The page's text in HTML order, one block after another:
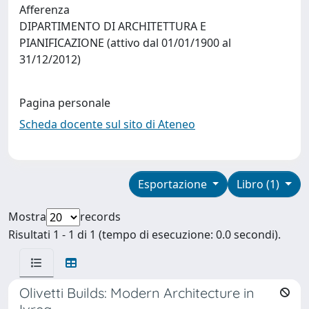
Afferenza
DIPARTIMENTO DI ARCHITETTURA E
PIANIFICAZIONE (attivo dal 01/01/1900 al
31/12/2012)
Pagina personale
Scheda docente sul sito di Ateneo
Libro (1)
Esportazione
Mostra
records
Risultati 1 - 1 di 1 (tempo di esecuzione: 0.0 secondi).
Olivetti Builds: Modern Architecture in